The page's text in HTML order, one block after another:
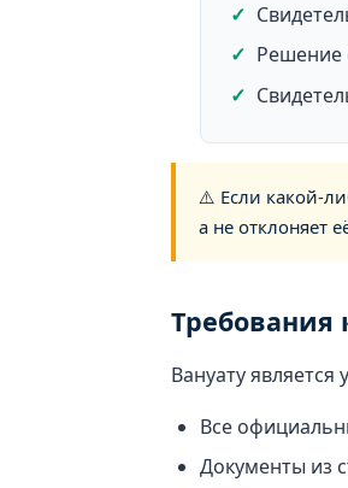
Решение
⚠️ Если какой-
а не отклоняет
Требования
Вануату
Все
Документы из